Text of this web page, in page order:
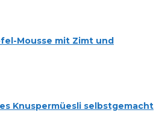
Mousse mit Zimt und
Knuspermüesli selbstgemacht